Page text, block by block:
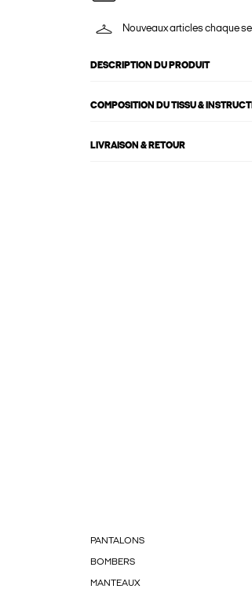
Nouveaux articles chaque
DESCRIPTION DU PRODUIT
COMPOSITION DU TISSU &
LIVRAISON & RETOUR
PANTALONS
BOMBERS
MANTEAUX